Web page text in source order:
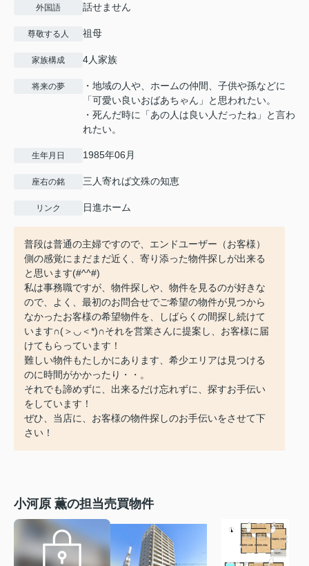
外国語 話せません
尊敬する人 祖母
家族構成 4人家族
将来の夢
・地域の人や、ホームの仲間、子供や孫などに
「可愛い良いおばあちゃん」と思われたい。
・死んだ時に「あの人は良い人だったね」と言わ
れたい。
生年月日 1985年06月
座右の銘 三人寄れば文殊の知恵
リンク 日進ホーム
普段は普通の主婦ですので、エンドユーザー（お客様）
側の感覚にまだまだ近く、寄り添った物件探しが出来る
と思います(#^^#)
私は事務職ですが、物件探しや、物件を見るのが好きな
ので、よく、最初のお問合せでご希望の物件が見つから
なかったお客様の希望物件を、しばらくの間探し続けて
います∩(＞◡＜*)∩それを営業さんに提案し、お客様に届
けてもらっています！
難しい物件もたしかにあります、希少エリアは見つける
のに時間がかかったり・・。
それでも諦めずに、出来るだけ忘れずに、探すお手伝い
をしています！
ぜひ、当店に、お客様の物件探しのお手伝いをさせて下
さい！
小河原 薫の担当売買物件